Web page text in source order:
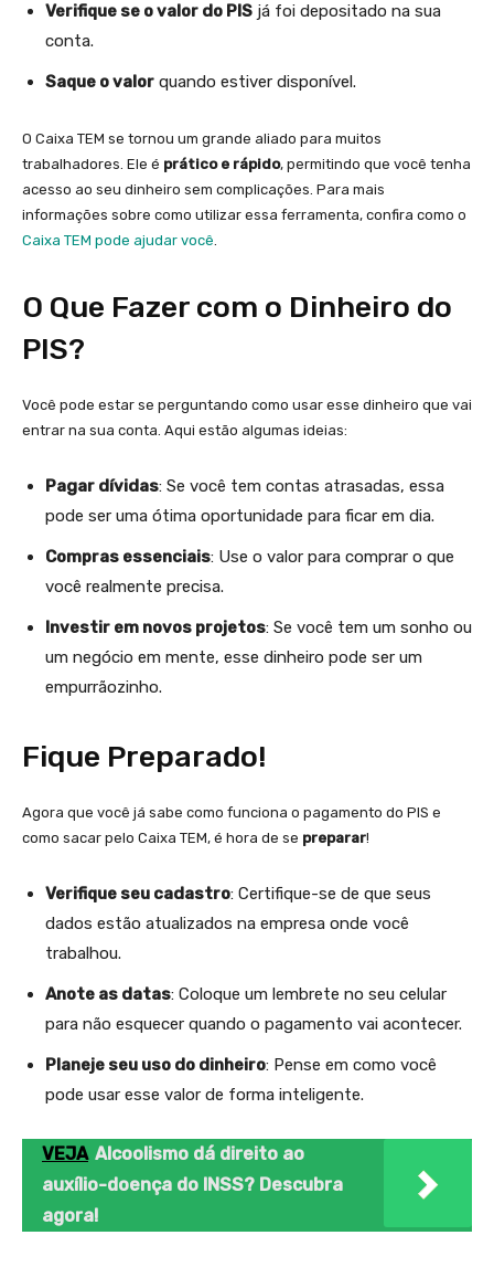
Verifique se o valor do PIS já foi depositado na sua
conta.
Saque o valor quando estiver disponível.
O Caixa TEM se tornou um grande aliado para muitos
trabalhadores. Ele é prático e rápido, permitindo que você tenha
acesso ao seu dinheiro sem complicações. Para mais
informações sobre como utilizar essa ferramenta, confira como o
Caixa TEM pode ajudar você.
O Que Fazer com o Dinheiro do
PIS?
Você pode estar se perguntando como usar esse dinheiro que vai
entrar na sua conta. Aqui estão algumas ideias:
Pagar dívidas: Se você tem contas atrasadas, essa
pode ser uma ótima oportunidade para ficar em dia.
Compras essenciais: Use o valor para comprar o que
você realmente precisa.
Investir em novos projetos: Se você tem um sonho ou
um negócio em mente, esse dinheiro pode ser um
empurrãozinho.
Fique Preparado!
Agora que você já sabe como funciona o pagamento do PIS e
como sacar pelo Caixa TEM, é hora de se preparar!
Verifique seu cadastro: Certifique-se de que seus
dados estão atualizados na empresa onde você
trabalhou.
Anote as datas: Coloque um lembrete no seu celular
para não esquecer quando o pagamento vai acontecer.
Planeje seu uso do dinheiro: Pense em como você
pode usar esse valor de forma inteligente.
VEJA Alcoolismo dá direito ao
auxílio-doença do INSS? Descubra
agora!